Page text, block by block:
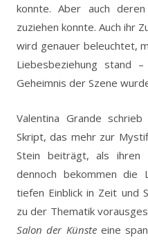
konnte. Aber auch
zuziehen konnte. Auch ihr
wird genauer beleuchtet,
Liebesbeziehung stand
Geheimnis der Szene
Valentina Grande
Skript, das mehr zur
Stein beiträgt, als ihren
dennoch bekommen die
tiefen Einblick in Zeit und
zu der Thematik
Salon der Künsteeine